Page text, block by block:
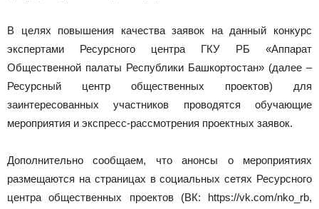
В целях повышения качества заявок на данный конкурс
экспертами Ресурсного центра ГКУ РБ «Аппарат
Общественной палаты Республики Башкортостан» (далее –
Ресурсный центр общественных проектов) для
заинтересованных участников проводятся обучающие
мероприятия и экспресс-рассмотрения проектных заявок.
Дополнительно сообщаем, что анонсы о мероприятиях
размещаются на страницах в социальных сетях Ресурсного
центра общественных проектов (ВК: https://vk.com/nko_rb,